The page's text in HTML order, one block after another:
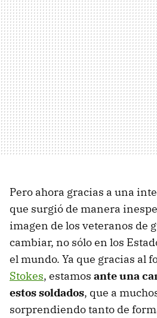
Pero ahora gracias a una
que surgió de manera
imagen de los veteranos de
cambiar, no sólo en los
el mundo. Ya que gracias al
Stokes, estamos ante una
estos soldados, que a
sorprendiendo tanto de